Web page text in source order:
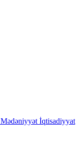
Mədəniyyət İqtisadiyyat